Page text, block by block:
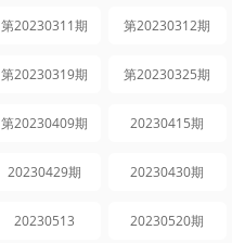
第20230311期 第20230312期
第20230319期 第20230325期
第20230409期 20230415期
20230429期 20230430期
20230513 20230520期